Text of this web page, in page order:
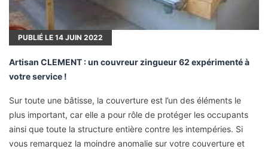
PUBLIÉ LE 14 JUIN 2022
Artisan CLEMENT : un couvreur zingueur 62 expérimenté à
votre service !
Sur toute une bâtisse, la couverture est l’un des éléments le
plus important, car elle a pour rôle de protéger les occupants
ainsi que toute la structure entière contre les intempéries. Si
vous remarquez la moindre anomalie sur votre couverture et